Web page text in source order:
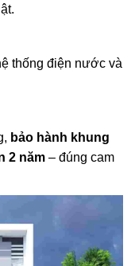
thống điện nước và
bảo hành khung
2 năm – đúng cam